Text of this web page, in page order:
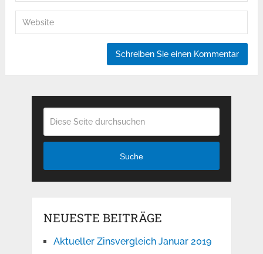
Suche
NEUESTE BEITRÄGE
Aktueller Zinsvergleich Januar 2019